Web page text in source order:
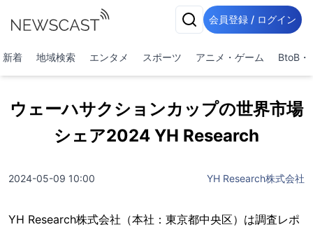
会員登録 / ログイン
新着 地域検索 エンタメ スポーツ アニメ・ゲーム BtoB・
ウェーハサクションカップの世界市場
シェア2024 YH Research
2024-05-09 10:00 YH Research株式会社
YH Research株式会社（本社：東京都中央区）は調査レポ